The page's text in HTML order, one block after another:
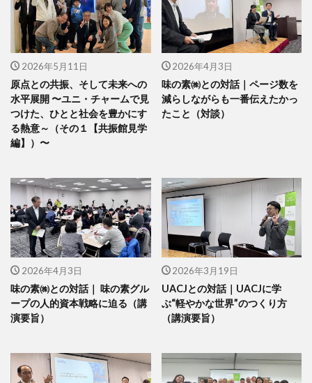
2026年5月11日
原点との共振、そして未来への
水平展開 〜ユニ・チャームで見
つけた、ひとと社会を豊かにす
る熱意～（その１【共振館見学
編】）〜
2026年4月3日
味の素㈱との対話｜ページ数を
減らしながらも一番伝えたかっ
たこと（対談）
2026年4月3日
味の素㈱との対話｜ 味の素グル
ープの人的資本戦略に迫る（講
演要旨）
2026年3月19日
UACJとの対話｜UACJに学
ぶ“軽やかな世界”のつくり方
（講演要旨）